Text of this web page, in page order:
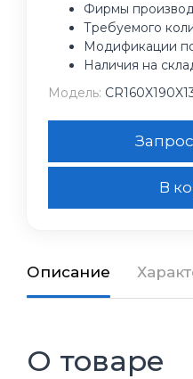
Фирмы
Требуемого
Модификации
Наличия на
Модель:
В
Описание
О товаре